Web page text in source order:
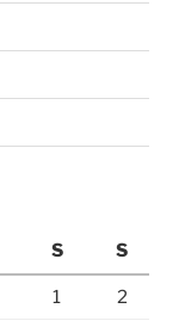
S S
1 2